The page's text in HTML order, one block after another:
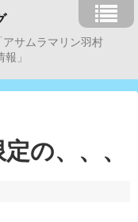
サムラマリン羽村
」
の、、、